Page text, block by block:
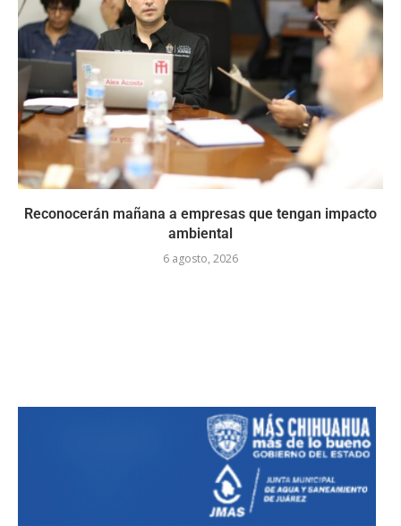
Reconocerán mañana a empresas que tengan impacto
ambiental
6 agosto, 2026